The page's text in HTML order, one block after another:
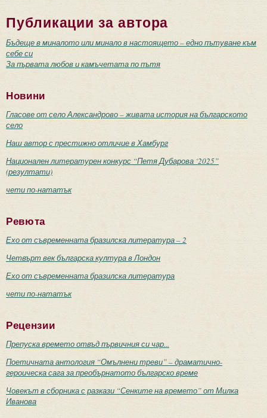
Публикации за автора
Бъдеще в миналото или минало в настоящето – едно пътуване към
себе си
За първата любов и камъчетата по пътя
Новини
Гласове от село Александрово – живата история на българското
село
Наш автор с престижно отличие в Хамбург
Национален литературен конкурс “Петя Дубарова ‘2025”
(резултати)
чети по-нататък
Ревюта
Ехо от съвременната бразилска литература – 2
Четвърт век българска култура в Лондон
Ехо от съвременната бразилска литература
чети по-нататък
Рецензии
Препуска времето отвъд първичния си чар...
Поетичната антология “Омълнени треви” – драматично-
героическа сага за преобърнатото българско време
Човекът в сборника с разкази “Сенките на времето” от Милка
Иванова